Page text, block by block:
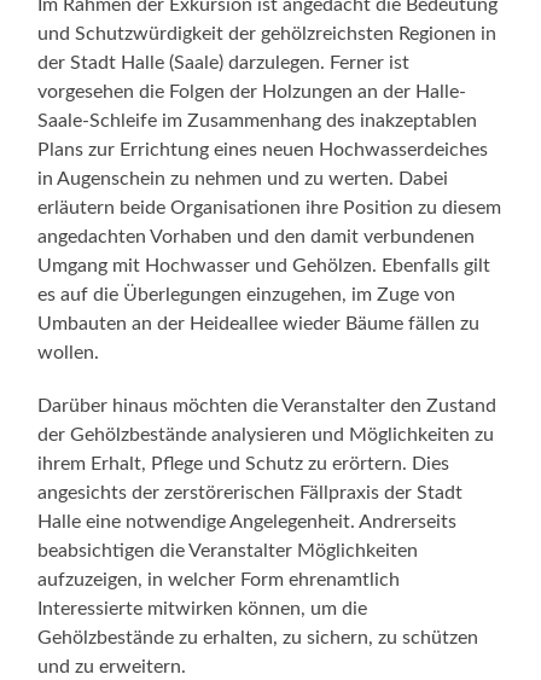
Im Rahmen der Exkursion ist angedacht die Bedeutung
und Schutzwürdigkeit der gehölzreichsten Regionen in
der Stadt Halle (Saale) darzulegen. Ferner ist
vorgesehen die Folgen der Holzungen an der Halle-
Saale-Schleife im Zusammenhang des inakzeptablen
Plans zur Errichtung eines neuen Hochwasserdeiches
in Augenschein zu nehmen und zu werten. Dabei
erläutern beide Organisationen ihre Position zu diesem
angedachten Vorhaben und den damit verbundenen
Umgang mit Hochwasser und Gehölzen. Ebenfalls gilt
es auf die Überlegungen einzugehen, im Zuge von
Umbauten an der Heideallee wieder Bäume fällen zu
wollen.
Darüber hinaus möchten die Veranstalter den Zustand
der Gehölzbestände analysieren und Möglichkeiten zu
ihrem Erhalt, Pflege und Schutz zu erörtern. Dies
angesichts der zerstörerischen Fällpraxis der Stadt
Halle eine notwendige Angelegenheit. Andrerseits
beabsichtigen die Veranstalter Möglichkeiten
aufzuzeigen, in welcher Form ehrenamtlich
Interessierte mitwirken können, um die
Gehölzbestände zu erhalten, zu sichern, zu schützen
und zu erweitern.